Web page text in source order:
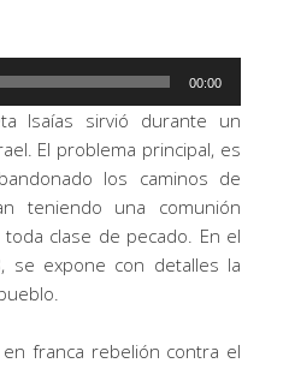
00:00
Isaías sirvió durante un
El problema principal, es
los caminos de
teniendo una comunión
clase de pecado. En el
se expone con detalles la
franca rebelión contra el